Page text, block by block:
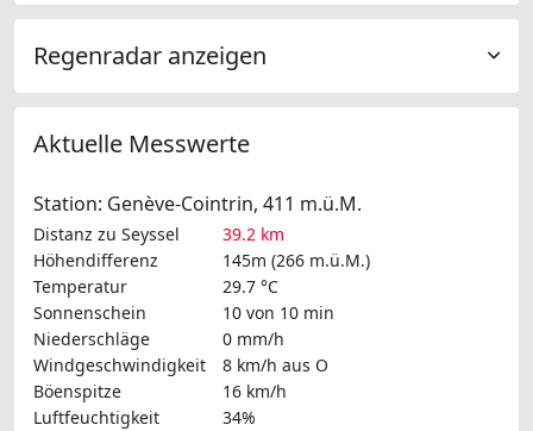
Regenradar anzeigen
Aktuelle Messwerte
Station: Genève-Cointrin, 411 m.ü.M.
Distanz zu Seyssel
39.2 km
Höhendifferenz
145m (266 m.ü.M.)
Temperatur
29.7 °C
Sonnenschein
10 von 10 min
Niederschläge
0 mm/h
Windgeschwindigkeit
8 km/h aus O
Böenspitze
16 km/h
Luftfeuchtigkeit
34%